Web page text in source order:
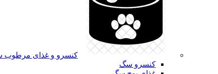
کنسرو و غذای
کنسرو سگ